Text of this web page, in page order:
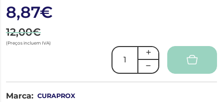
8,87€
12,00€
(Preços incluem IVA)
Marca: CURAPROX